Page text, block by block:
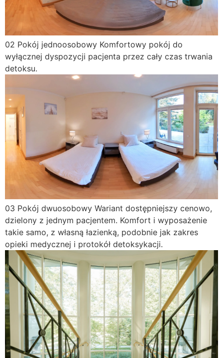
02 Pokój jednoosobowy Komfortowy pokój do
wyłącznej dyspozycji pacjenta przez cały czas trwania
detoksu.
03 Pokój dwuosobowy Wariant dostępniejszy cenowo,
dzielony z jednym pacjentem. Komfort i wyposażenie
takie samo, z własną łazienką, podobnie jak zakres
opieki medycznej i protokół detoksykacji.